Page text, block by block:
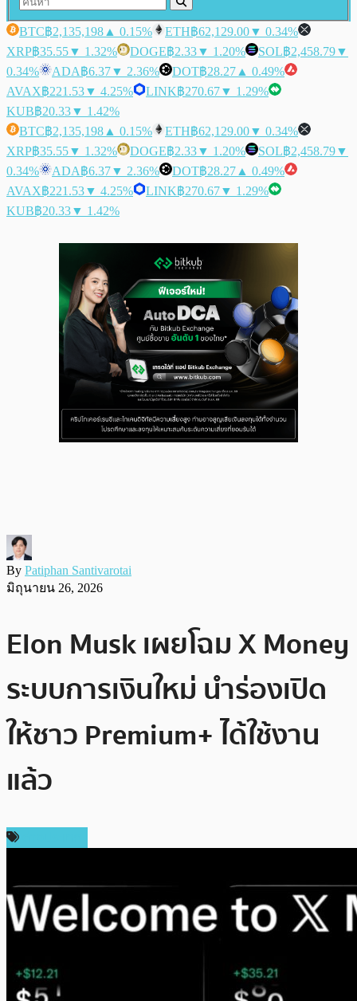
BTC฿2,135,198 ▲ 0.15% ETH฿62,129.00▼ 0.34%
XRP฿35.55▼ 1.32% DOGE฿2.33▼ 1.20% SOL฿2,458.79▼
0.34%
ADA฿6.37▼ 2.36% DOT฿28.27 ▲ 0.49%
AVAX฿221.53▼ 4.25% LINK฿270.67▼ 1.29%
KUB฿20.33▼ 1.42%
BTC฿2,135,198 ▲ 0.15% ETH฿62,129.00▼ 0.34%
XRP฿35.55▼ 1.32% DOGE฿2.33▼ 1.20% SOL฿2,458.79▼
0.34%
ADA฿6.37▼ 2.36% DOT฿28.27 ▲ 0.49%
AVAX฿221.53▼ 4.25% LINK฿270.67▼ 1.29%
KUB฿20.33▼ 1.42%
By Patiphan Santivarotai
มิถุนายน 26, 2026
Elon Musk เผยโฉม X Money
ระบบการเงินใหม่ นำร่องเปิด
ให้ชาว Premium+ ได้ใช้งาน
แล้ว